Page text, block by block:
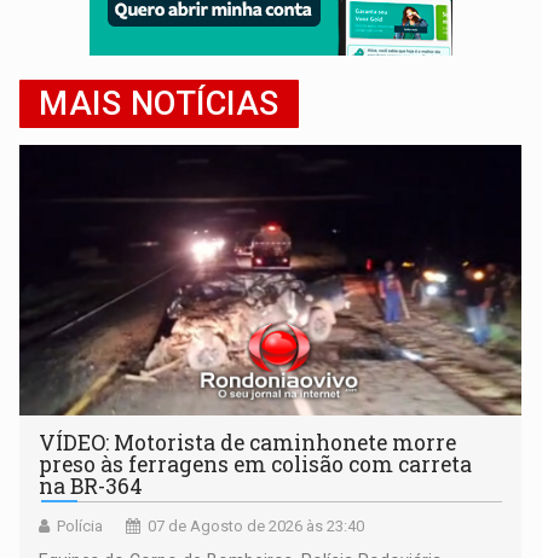
MAIS NOTÍCIAS
VÍDEO: Motorista de caminhonete morre
preso às ferragens em colisão com carreta
na BR-364
Polícia 07 de Agosto de 2026 às 23:40